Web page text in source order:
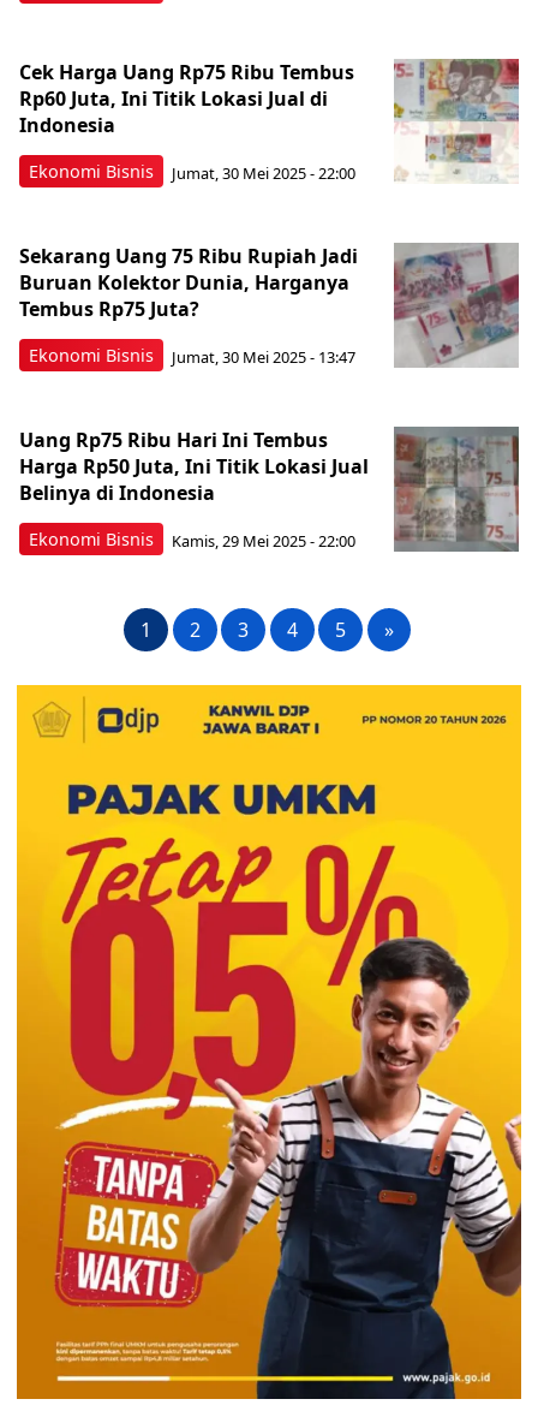
Ekonomi Bisnis
Cek Harga Uang Rp75 Ribu Tembus
Rp60 Juta, Ini Titik Lokasi Jual di
Indonesia
Jumat, 30 Mei 2025 - 22:00
Ekonomi Bisnis
Sekarang Uang 75 Ribu Rupiah Jadi
Buruan Kolektor Dunia, Harganya
Tembus Rp75 Juta?
Jumat, 30 Mei 2025 - 13:47
Ekonomi Bisnis
Uang Rp75 Ribu Hari Ini Tembus
Harga Rp50 Juta, Ini Titik Lokasi Jual
Belinya di Indonesia
Kamis, 29 Mei 2025 - 22:00
1 2 3 4 5 »